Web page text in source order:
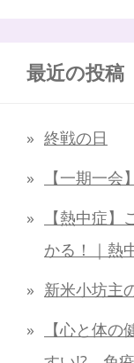
最近の投稿
終戦の日
【一期一会
【熱中症
かる！｜熱
新米小坊主
【心と体